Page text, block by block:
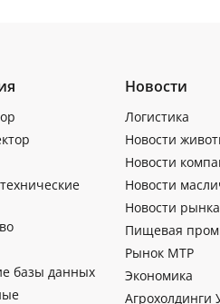
базы данных
Новости
Логистика
Новости
Новости
Новости
Новости
Пищевая
Рынок МТР
Экономика
Агрохолдинги